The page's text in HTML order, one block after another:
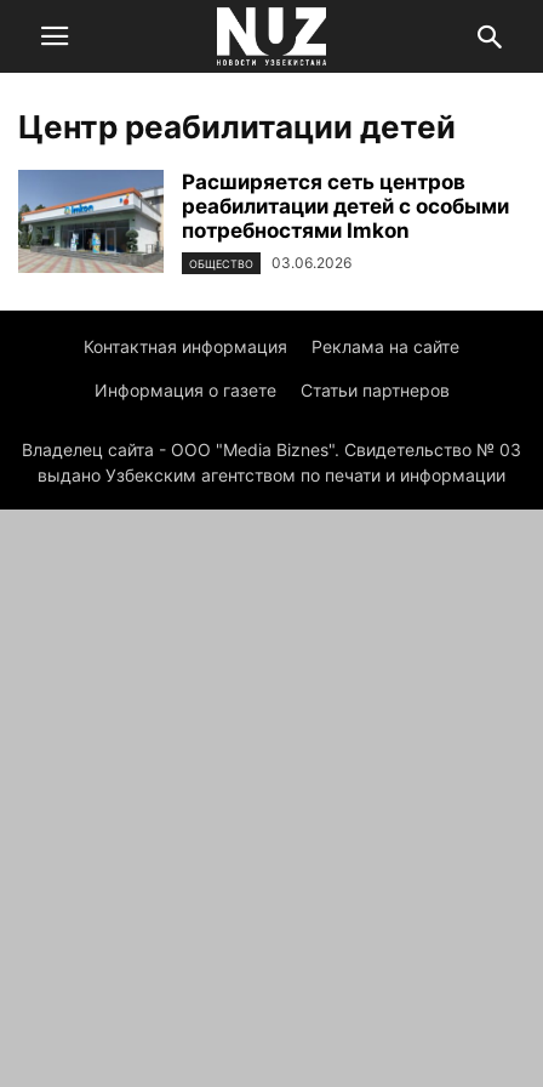
Центр реабилитации детей
Расширяется сеть центров
реабилитации детей с особыми
потребностями Imkon
ОБЩЕСТВО 03.06.2026
Контактная информация Реклама на сайте
Информация о газете Статьи партнеров
Владелец сайта - ООО "Media Biznes". Свидетельство № 03
выдано Узбекским агентством по печати и информации